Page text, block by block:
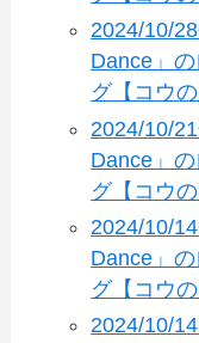
2024/10/
Dance」
グ【コウ
2024/10/
Dance」
グ【コウ
2024/10/
Dance」
グ【コウ
2024/10/